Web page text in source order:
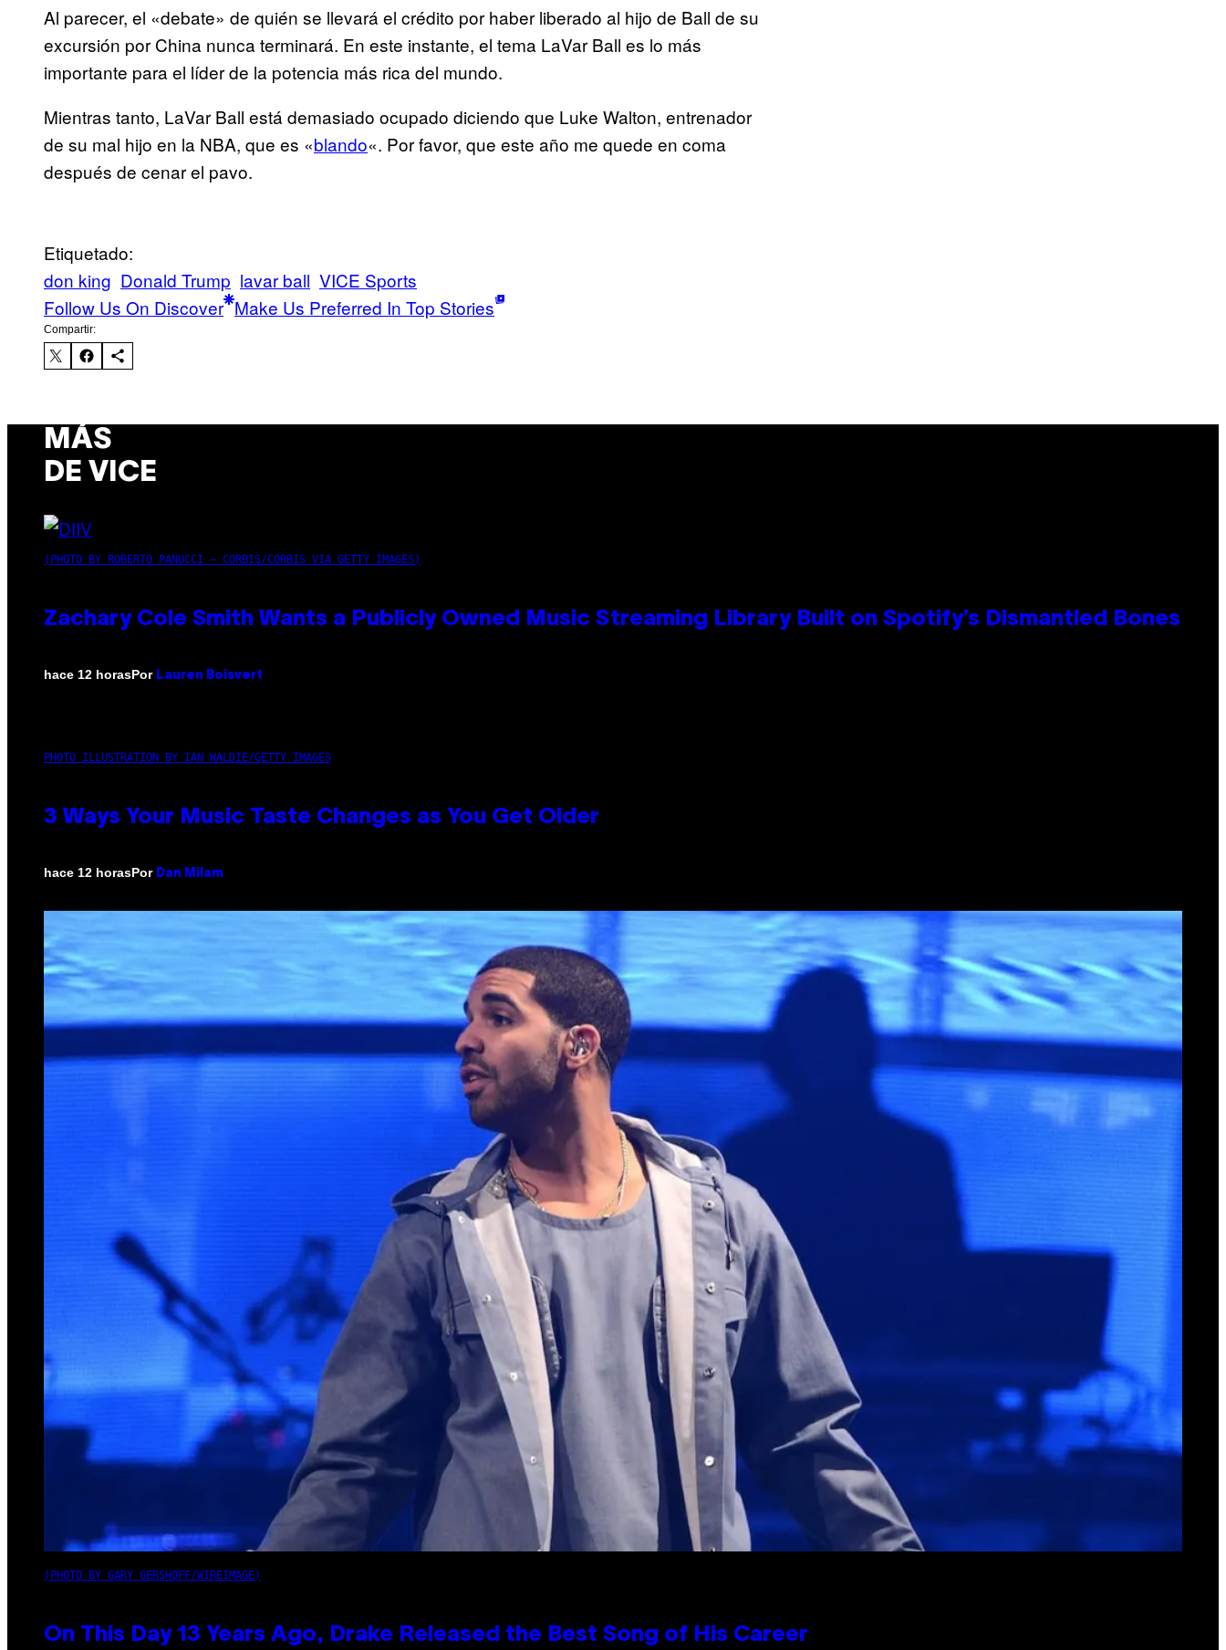
Al parecer, el «debate» de quién se llevará el crédito por haber liberado al hijo de Ball de su
excursión por China nunca terminará. En este instante, el tema LaVar Ball es lo más
importante para el líder de la potencia más rica del mundo.
Mientras tanto, LaVar Ball está demasiado ocupado diciendo que Luke Walton, entrenador
de su mal hijo en la NBA, que es «blando«. Por favor, que este año me quede en coma
después de cenar el pavo.
Etiquetado:
don king Donald Trump lavar ball VICE Sports
Follow Us On Discover Make Us Preferred In Top Stories
Compartir:
MÁS
DE VICE
(PHOTO BY ROBERTO PANUCCI – CORBIS/CORBIS VIA GETTY IMAGES)
Zachary Cole Smith Wants a Publicly Owned Music Streaming Library Built on Spotify’s Dismantled Bones
hace 12 horasPor Lauren Boisvert
PHOTO ILLUSTRATION BY IAN WALDIE/GETTY IMAGES
3 Ways Your Music Taste Changes as You Get Older
hace 12 horasPor Dan Milam
(PHOTO BY GARY GERSHOFF/WIREIMAGE)
On This Day 13 Years Ago, Drake Released the Best Song of His Career